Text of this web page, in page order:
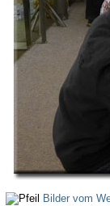
Bilder vom